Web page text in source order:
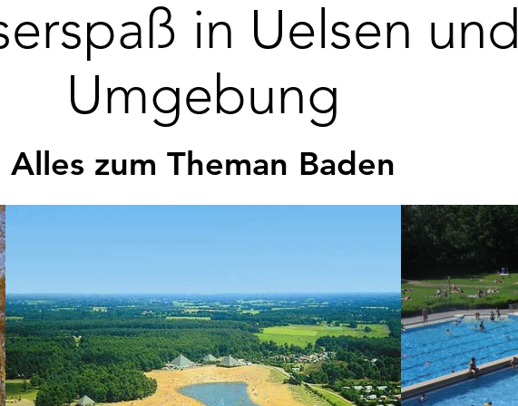
in Uelsen und
Umgebung
Alles zum Theman Baden